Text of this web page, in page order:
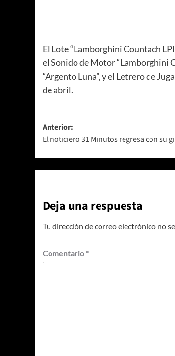
El Lote “Lamborghini Countach
el Sonido de Motor “Lamborghini
“Argento Luna”, y el Letrero de
de abril.
Navegación
de
entradas
Anterior:
El noticiero 31 Minutos regresa con su
Deja una respuesta
Tu dirección de correo electrónico no
Comentario *